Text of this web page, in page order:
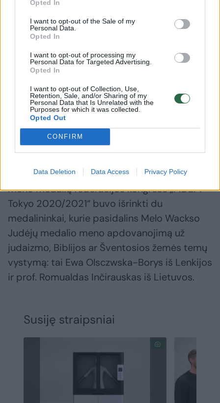
Opted In
I want to opt-out of the Sale of my
Personal Data.
Opted In
I want to opt-out of processing my
Personal Data for Targeted Advertising.
Opted In
I want to opt-out of Collection, Use,
Retention, Sale, and/or Sharing of my
Personal Data that Is Unrelated with the
Purposes for which it was collected.
Opted Out
CONFIRM
Data Deletion Data Access Privacy Policy
Medalis skirtas [jo] 120-osioms gimimo
metinėms. Reverse esantys simboliai
perteikia žydų tautos tragediją. Reverse
pavaizduota didelė Dovydo žvaigždė,
persipynusi su žydų aukų scenomis už mirties
užrašais: „6000 gyvybių“ ir citata iš Mato
5:6-10, baigiant „Palaiminti, kurie yra
persekiojami. dėl teisumo, nes jų yra dangaus
karalystė.
Kas dvejus metus vykstančiame Tarptautinės
meno medalių federacijos kongrese „FIDEM
Tokyo 2020/2021“ buvo išrinkti du
medalininkai, kurie pasidalins Melo Wackso
Judėjų medalio meno apdovanojimą už
judaizmo, Biblijos ar Šventosios žemės temų
vystymą: tai Ewa Olsczwska-Borys iš Lenkijos
ir prof. Romualdas Inčirauskas iš Lietuvos.
Susiję straipsniai